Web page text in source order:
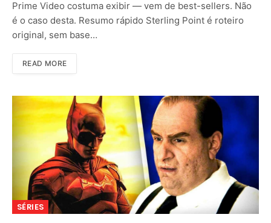
Prime Video costuma exibir — vem de best-sellers. Não
é o caso desta. Resumo rápido Sterling Point é roteiro
original, sem base…
READ MORE
SÉRIES